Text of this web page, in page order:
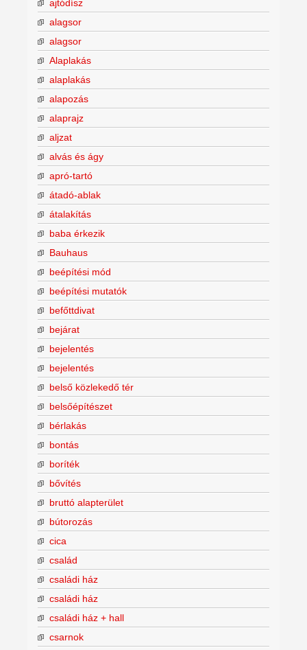
ajtódísz
alagsor
alagsor
Alaplakás
alaplakás
alapozás
alaprajz
aljzat
alvás és ágy
apró-tartó
átadó-ablak
átalakítás
baba érkezik
Bauhaus
beépítési mód
beépítési mutatók
befőttdivat
bejárat
bejelentés
bejelentés
belső közlekedő tér
belsőépítészet
bérlakás
bontás
boríték
bővítés
bruttó alapterület
bútorozás
cica
család
családi ház
családi ház
családi ház + hall
csarnok